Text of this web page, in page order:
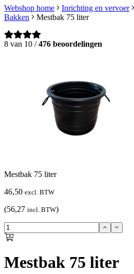
Webshop home
Inrichting en vervoer
Bakken
Mestbak 75 liter
8 van 10 /476 beoordelingen
Mestbak 75 liter
46,50 excl. BTW
(56,27 incl. BTW)
Mestbak 75 liter